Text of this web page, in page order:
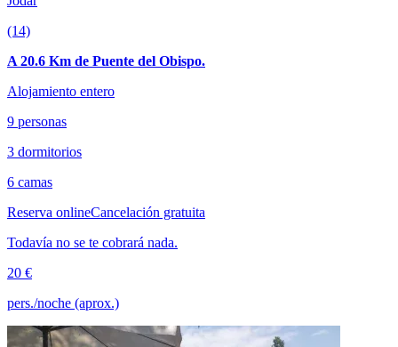
(14)
A 20.6 Km de Puente del Obispo.
Alojamiento entero
9 personas
3 dormitorios
6 camas
Reserva onlineCancelación gratuita
Todavía no se te cobrará nada.
20 €
pers./noche (aprox.)